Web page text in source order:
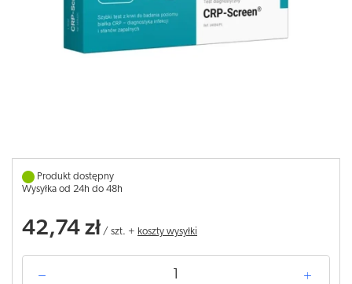
Produkt dostępny
Wysyłka od 24h do 48h
42,74 zł / szt. + koszty wysyłki